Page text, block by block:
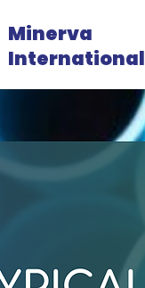
Minerva
International